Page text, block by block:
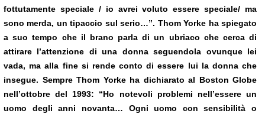
fottutamente speciale / io avrei voluto essere speciale/ ma
sono merda, un tipaccio sul serio…”. Thom Yorke ha spiegato
a suo tempo che il brano parla di un ubriaco che cerca di
attirare l’attenzione di una donna seguendola ovunque lei
vada, ma alla fine si rende conto di essere lui la donna che
insegue. Sempre Thom Yorke ha dichiarato al Boston Globe
nell’ottobre del 1993: “Ho notevoli problemi nell’essere un
uomo degli anni novanta… Ogni uomo con sensibilità o